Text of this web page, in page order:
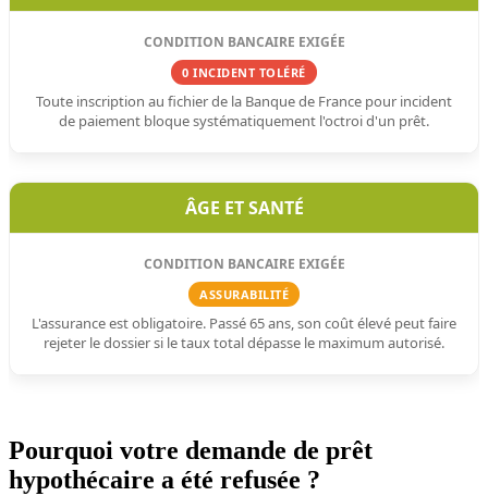
0 INCIDENT TOLÉRÉ
Toute inscription au fichier de la Banque de France pour incident
de paiement bloque systématiquement l'octroi d'un prêt.
ÂGE ET SANTÉ
ASSURABILITÉ
L'assurance est obligatoire. Passé 65 ans, son coût élevé peut faire
rejeter le dossier si le taux total dépasse le maximum autorisé.
Pourquoi votre demande de prêt
hypothécaire a été refusée ?